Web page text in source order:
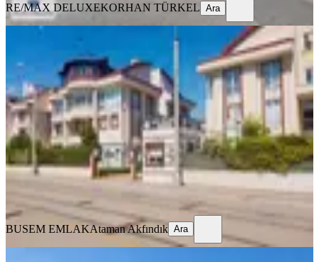
RE/MAX DELUXEKORHAN TÜRKEL Ara
MANZARALI
Acil Satılık İzmit Yahyakaptan
Armada5 Satılık 4+1
İzmit, Yahyakaptan Mahallesi
4+1·220 m² · Bahçe katı 02.07.2026
13.250.000 ₺13.900.000 ₺
BUSEM EMLAKAtaman Akfındık
Ara
BUSEM EMLAKAtaman Akfındık Ara